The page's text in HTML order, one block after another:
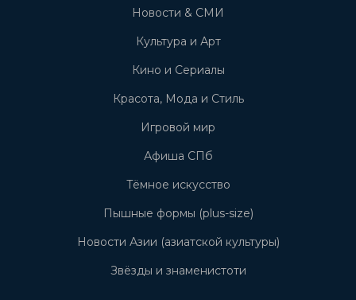
Новости & СМИ
Культура и Арт
Кино и Сериалы
Красота, Мода и Стиль
Игровой мир
Афиша СПб
Тёмное искусство
Пышные формы (plus-size)
Новости Азии (азиатской культуры)
Звёзды и знаменистоти